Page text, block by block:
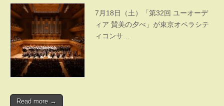
7月18日（土）「第32回 ユーオーデ
ィア 賛美の夕べ」が東京オペラシテ
ィコンサ…
Read more →